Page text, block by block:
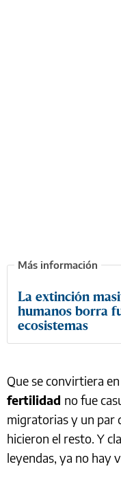
La extinción
humanos borra
ecosistemas
Que se convirtiera en
fertilidad no fue
migratorias y un par
hicieron el resto. Y
leyendas, ya no hay